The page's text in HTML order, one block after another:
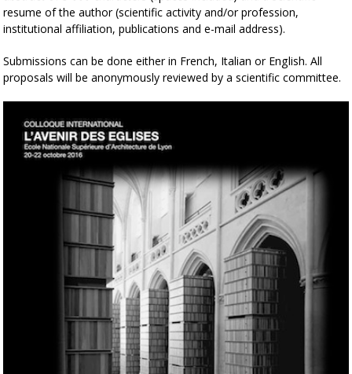
resume of the author (scientific activity and/or profession,
institutional affiliation, publications and e-mail address).
Submissions can be done either in French, Italian or English. All
proposals will be anonymously reviewed by a scientific committee.